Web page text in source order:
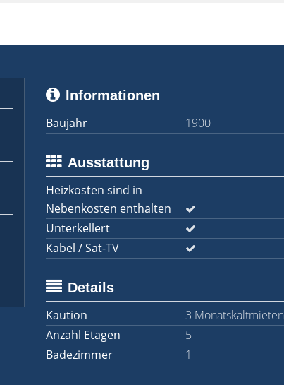
Informationen
Baujahr
1900
Ausstattung
Heizkosten sind in
Nebenkosten enthalten
Unterkellert
Kabel / Sat-TV
Details
Kaution
3 Monatskaltmieten
Anzahl Etagen
5
Badezimmer
1